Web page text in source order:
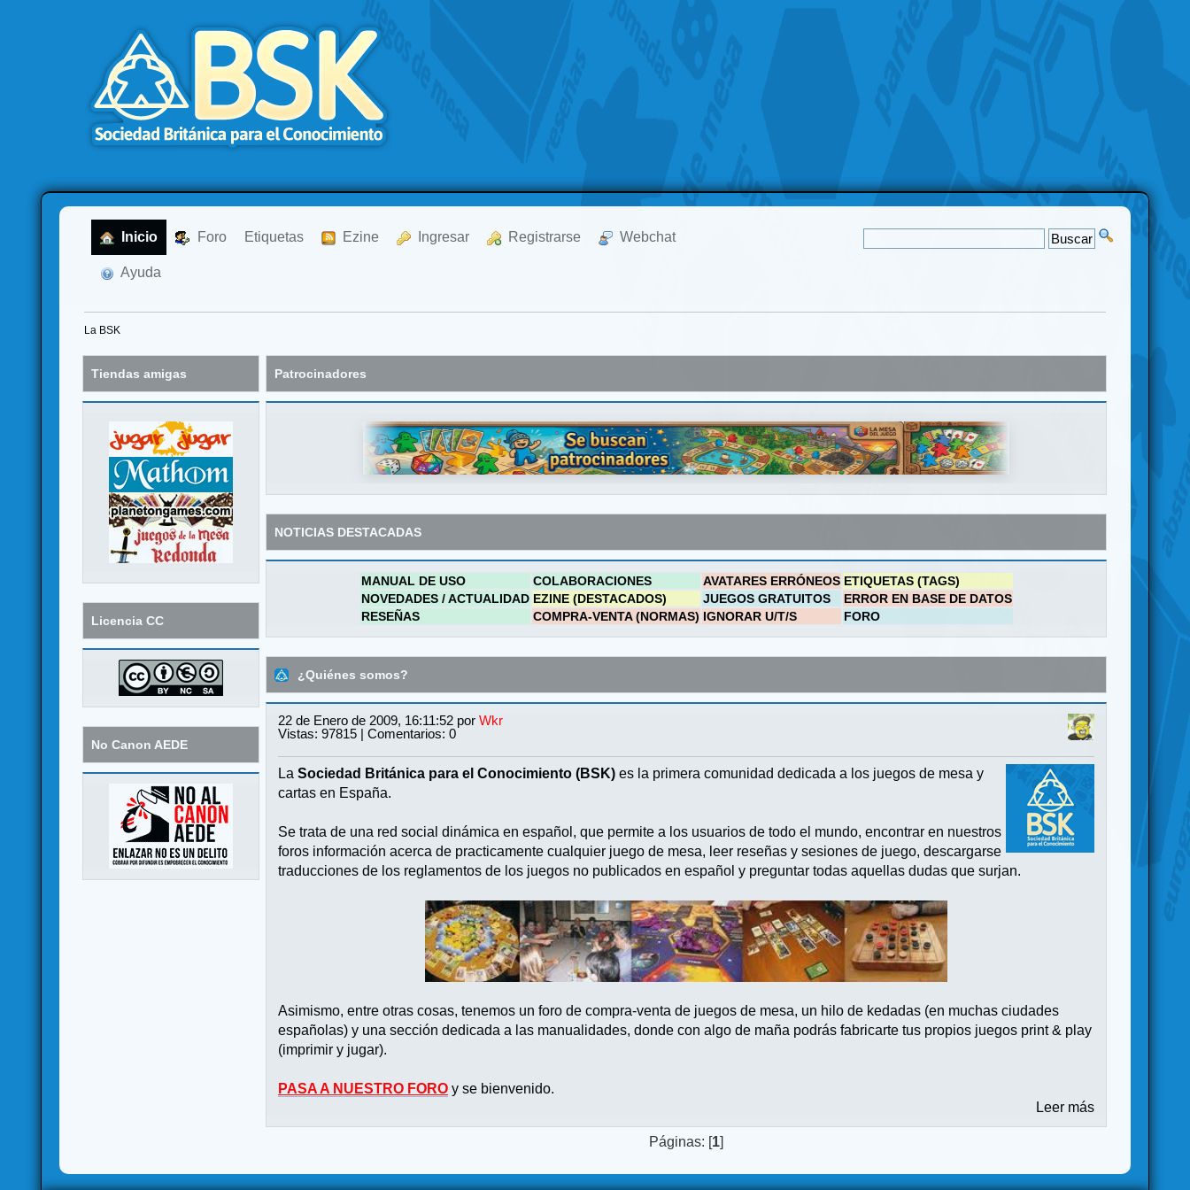
Inicio Foro Etiquetas Ezine Ingresar Registrarse Webchat
Ayuda
La BSK
Tiendas amigas
Licencia CC
No Canon AEDE
Patrocinadores
NOTICIAS DESTACADAS
MANUAL DE USO COLABORACIONES AVATARES ERRÓNEOS ETIQUETAS (TAGS)
NOVEDADES / ACTUALIDAD EZINE (DESTACADOS) JUEGOS GRATUITOS
ERROR EN BASE DE DATOS
RESEÑAS
COMPRA-VENTA (NORMAS) IGNORAR U/T/S FORO
¿Quiénes somos?
22 de Enero de 2009, 16:11:52 por Wkr
Vistas: 97815 | Comentarios: 0
La Sociedad Británica para el Conocimiento (BSK) es la primera comunidad dedicada a los juegos de mesa y
cartas en España.
Se trata de una red social dinámica en español, que permite a los usuarios de todo el mundo, encontrar en nuestros
foros información acerca de practicamente cualquier juego de mesa, leer reseñas y sesiones de juego, descargarse
traducciones de los reglamentos de los juegos no publicados en español y preguntar todas aquellas dudas que surjan.
Asimismo, entre otras cosas, tenemos un foro de compra-venta de juegos de mesa, un hilo de kedadas (en muchas ciudades
españolas) y una sección dedicada a las manualidades, donde con algo de maña podrás fabricarte tus propios juegos print & play
(imprimir y jugar).
PASA A NUESTRO FORO y se bienvenido.
Leer más
Páginas: [1]